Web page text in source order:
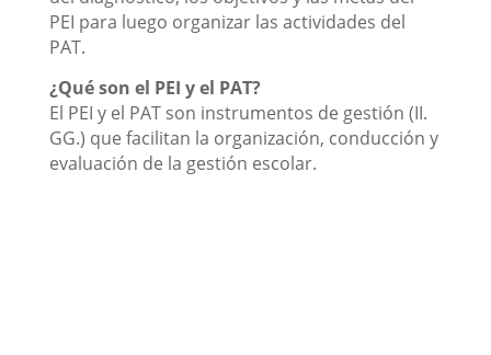
PEI para luego organizar las actividades del
PAT.
¿Qué son el PEI y el PAT?
El PEI y el PAT son instrumentos de gestión (II.
GG.) que facilitan la organización, conducción y
evaluación de la gestión escolar.